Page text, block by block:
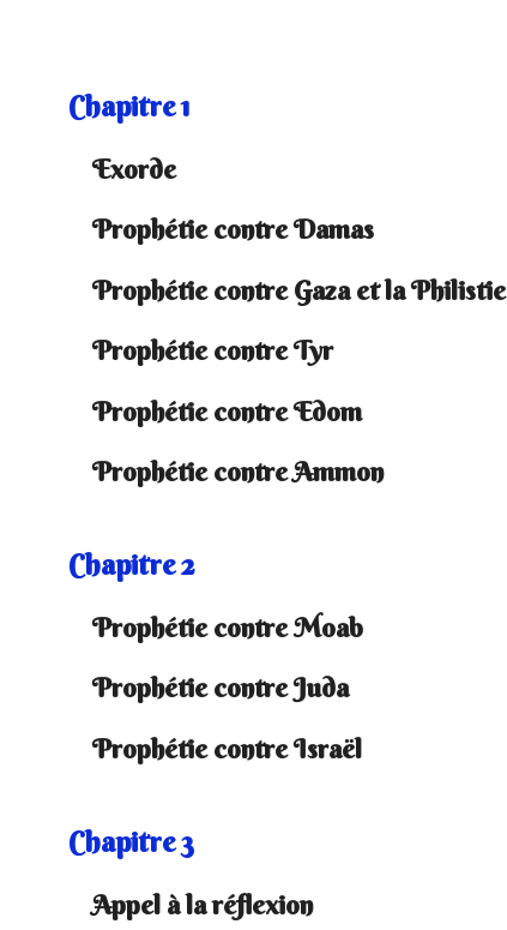
Chapitre 1
Exorde
Prophétie contre Damas
Prophétie contre Gaza et la Philistie
Prophétie contre Tyr
Prophétie contre Edom
Prophétie contre Ammon
Chapitre 2
Prophétie contre Moab
Prophétie contre Juda
Prophétie contre Israël
Chapitre 3
Appel à la réflexion